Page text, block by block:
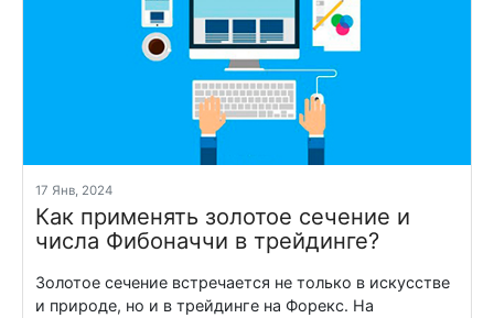
17 Янв, 2024
Как применять золотое сечение и
числа Фибоначчи в трейдинге?
Золотое сечение встречается не только в искусстве
и природе, но и в трейдинге на Форекс. На